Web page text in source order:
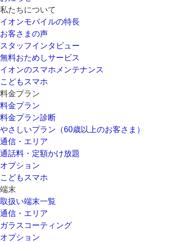
私たちについて
イオンモバイルの特長
お客さまの声
スタッフインタビュー
無料おためしサービス
イオンのスマホメンテナンス
こどもスマホ
料金プラン
料金プラン
料金プラン診断
やさしいプラン（60歳以上のお客さま）
通信・エリア
通話料・定額かけ放題
オプション
こどもスマホ
端末
取扱い端末一覧
通信・エリア
ガラスコーティング
オプション